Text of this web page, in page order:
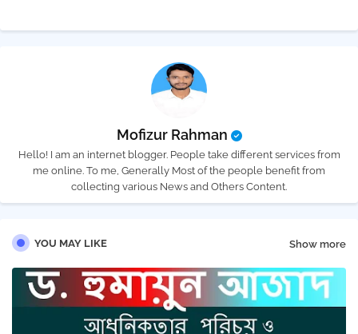
Mofizur Rahman
Hello! I am an internet blogger. People take different services from
me online. To me, Generally Most of the people benefit from
collecting various News and Others Content.
YOU MAY LIKE Show more